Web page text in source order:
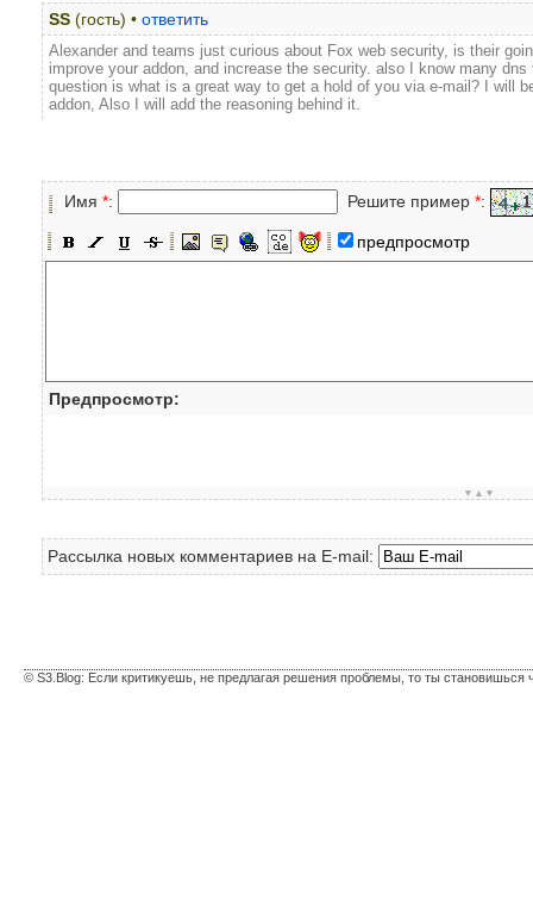
SS (гость) • ответить
Alexander and teams just curious about Fox web security, is their
improve your addon, and increase the security. also I know many
question is what is a great way to get a hold of you via e-mail? I will
addon, Also I will add the reasoning behind it.
Имя *: Решите пример *:
предпросмотр
Предпросмотр:
▼▲▼
Рассылка новых комментариев на E-mail:
© S3.Blog: Если критикуешь, не предлагая решения проблемы, то ты становишься